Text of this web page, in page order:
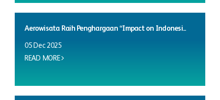
Aerowisata Raih Penghargaan “Impact on Indonesi...
05 Dec 2025
READ MORE